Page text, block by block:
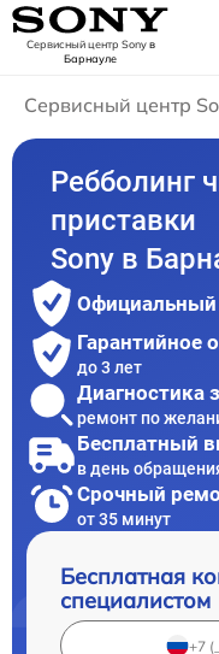
Сервисный центр Sonyв
Барнауле
Сервисный центр
Ребболинг
приставки
Sony в
Официальный
Гарантийное
до 3 лет
Диагностика
ремонт по
Бесплатный
в день
Срочный
от 35 минут
Бесплатная
специалистом